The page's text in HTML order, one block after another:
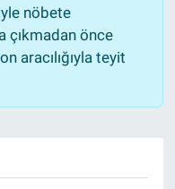
nöbete
çıkmadan önce
aracılığıyla teyit